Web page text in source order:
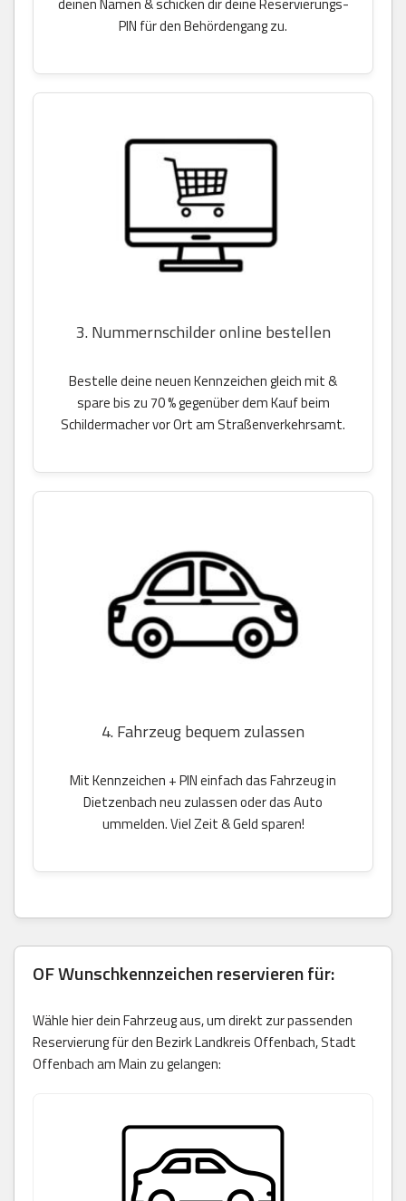
deinen Namen & schicken dir deine Reservierungs-
PIN für den Behördengang zu.
3. Nummernschilder online bestellen
Bestelle deine neuen Kennzeichen gleich mit &
spare bis zu 70 % gegenüber dem Kauf beim
Schildermacher vor Ort am Straßenverkehrsamt.
4. Fahrzeug bequem zulassen
Mit Kennzeichen + PIN einfach das Fahrzeug in
Dietzenbach neu zulassen oder das Auto
ummelden. Viel Zeit & Geld sparen!
OF Wunschkennzeichen reservieren für:
Wähle hier dein Fahrzeug aus, um direkt zur passenden
Reservierung für den Bezirk Landkreis Offenbach, Stadt
Offenbach am Main zu gelangen: